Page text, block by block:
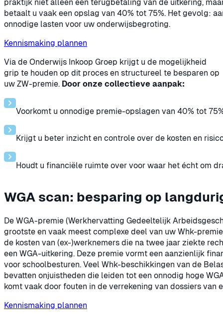
praktijk niet alleen een terugbetaling van de uitkering,
betaalt u vaak een opslag van 40% tot 75%. Het gevolg:
onnodige lasten voor uw onderwijsbegroting.
Kennismaking plannen
Via de Onderwijs Inkoop Groep krijgt u de mogelijkheid
grip te houden op dit proces en structureel te besparen op
uw ZW-premie. Door onze collectieve aanpak:
Voorkomt u onnodige premie-opslagen van 40% tot
Krijgt u beter inzicht en controle over de kosten en
Houdt u financiële ruimte over voor waar het écht om
WGA scan: besparing op
De WGA-premie (Werkhervatting Gedeeltelijk
grootste en vaak meest complexe deel van uw Whk-
de kosten van (ex-)werknemers die na twee jaar ziekte
een WGA-uitkering. Deze premie vormt een aanzienlijk
voor schoolbesturen. Veel Whk-beschikkingen van de
bevatten onjuistheden die leiden tot een onnodig hoge
komt vaak door fouten in de verrekening van dossiers van
Kennismaking plannen